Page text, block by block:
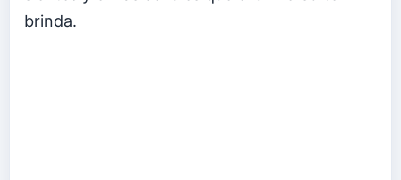
brinda.